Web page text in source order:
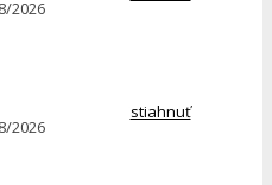
2026
2026
stiahnuť